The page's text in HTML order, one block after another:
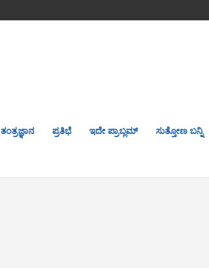
ತಂತ್ರಜ್ಞಾನ ಪ್ರತಿಭೆ ಇದೇ ಪ್ರಾಬ್ಲಮ್ ಸುತ್ತೋಣ ಬನ್ನಿ